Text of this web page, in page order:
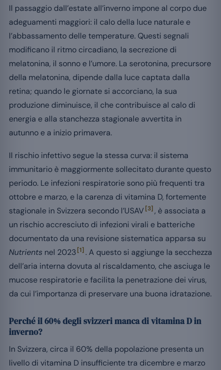
Il passaggio dall’estate all’inverno impone al corpo due
adeguamenti maggiori: il calo della luce naturale e
l’abbassamento delle temperature. Questi segnali
modificano il ritmo circadiano, la secrezione di
melatonina, il sonno e l’umore. La serotonina, precursore
della melatonina, dipende dalla luce captata dalla
retina; quando le giornate si accorciano, la sua
produzione diminuisce, il che contribuisce al calo di
energia e alla stanchezza stagionale avvertita in
autunno e a inizio primavera.
Il rischio infettivo segue la stessa curva: il sistema
immunitario è maggiormente sollecitato durante questo
periodo. Le infezioni respiratorie sono più frequenti tra
ottobre e marzo, e la carenza di vitamina D, fortemente
stagionale in Svizzera secondo l’USAV [3] , è associata a
un rischio accresciuto di infezioni virali e batteriche
documentato da una revisione sistematica apparsa su
Nutrients nel 2023[1] . A questo si aggiunge la secchezza
dell’aria interna dovuta al riscaldamento, che asciuga le
mucose respiratorie e facilita la penetrazione dei virus,
da cui l’importanza di preservare una buona idratazione.
Perché il 60% degli svizzeri manca di vitamina D in
inverno?
In Svizzera, circa il 60% della popolazione presenta un
livello di vitamina D insufficiente tra dicembre e marzo